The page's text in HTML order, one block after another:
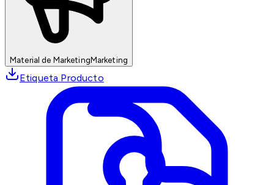
Material de MarketingMarketing
Etiqueta Producto